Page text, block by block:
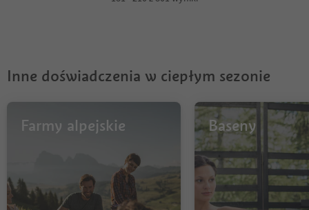
10
12
17
18
19
Inne doświadczenia w ciepłym sezonie
Farmy alpejskie Baseny